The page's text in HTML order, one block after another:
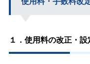
１．使用料の改正・設